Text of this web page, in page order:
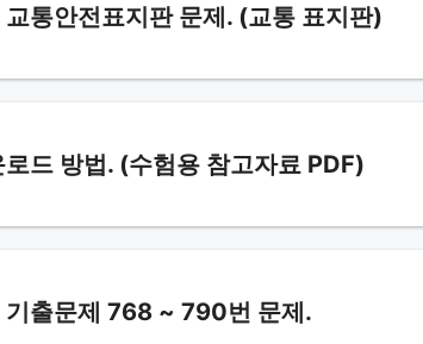
통안전표지판 문제. (교통 표지판)
드 방법. (수험용 참고자료 PDF)
기출문제 768 ~ 790번 문제.